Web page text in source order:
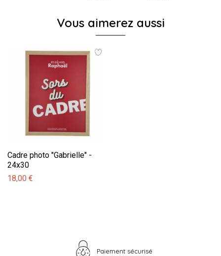
Vous aimerez aussi
Cadre photo "Gabrielle" -
24x30
18,00 €
Paiement sécurisé